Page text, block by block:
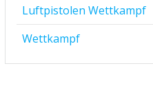
Luftpistolen Wettkampf
Wettkampf